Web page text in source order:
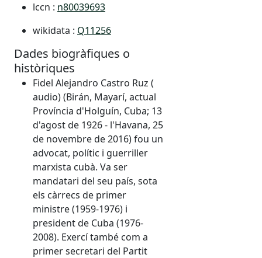
lccn : n80039693
wikidata : Q11256
Dades biogràfiques o
històriques
Fidel Alejandro Castro Ruz (
audio) (Birán, Mayarí, actual
Província d'Holguín, Cuba; 13
d'agost de 1926 - l'Havana, 25
de novembre de 2016) fou un
advocat, polític i guerriller
marxista cubà. Va ser
mandatari del seu país, sota
els càrrecs de primer
ministre (1959-1976) i
president de Cuba (1976-
2008). Exercí també com a
primer secretari del Partit